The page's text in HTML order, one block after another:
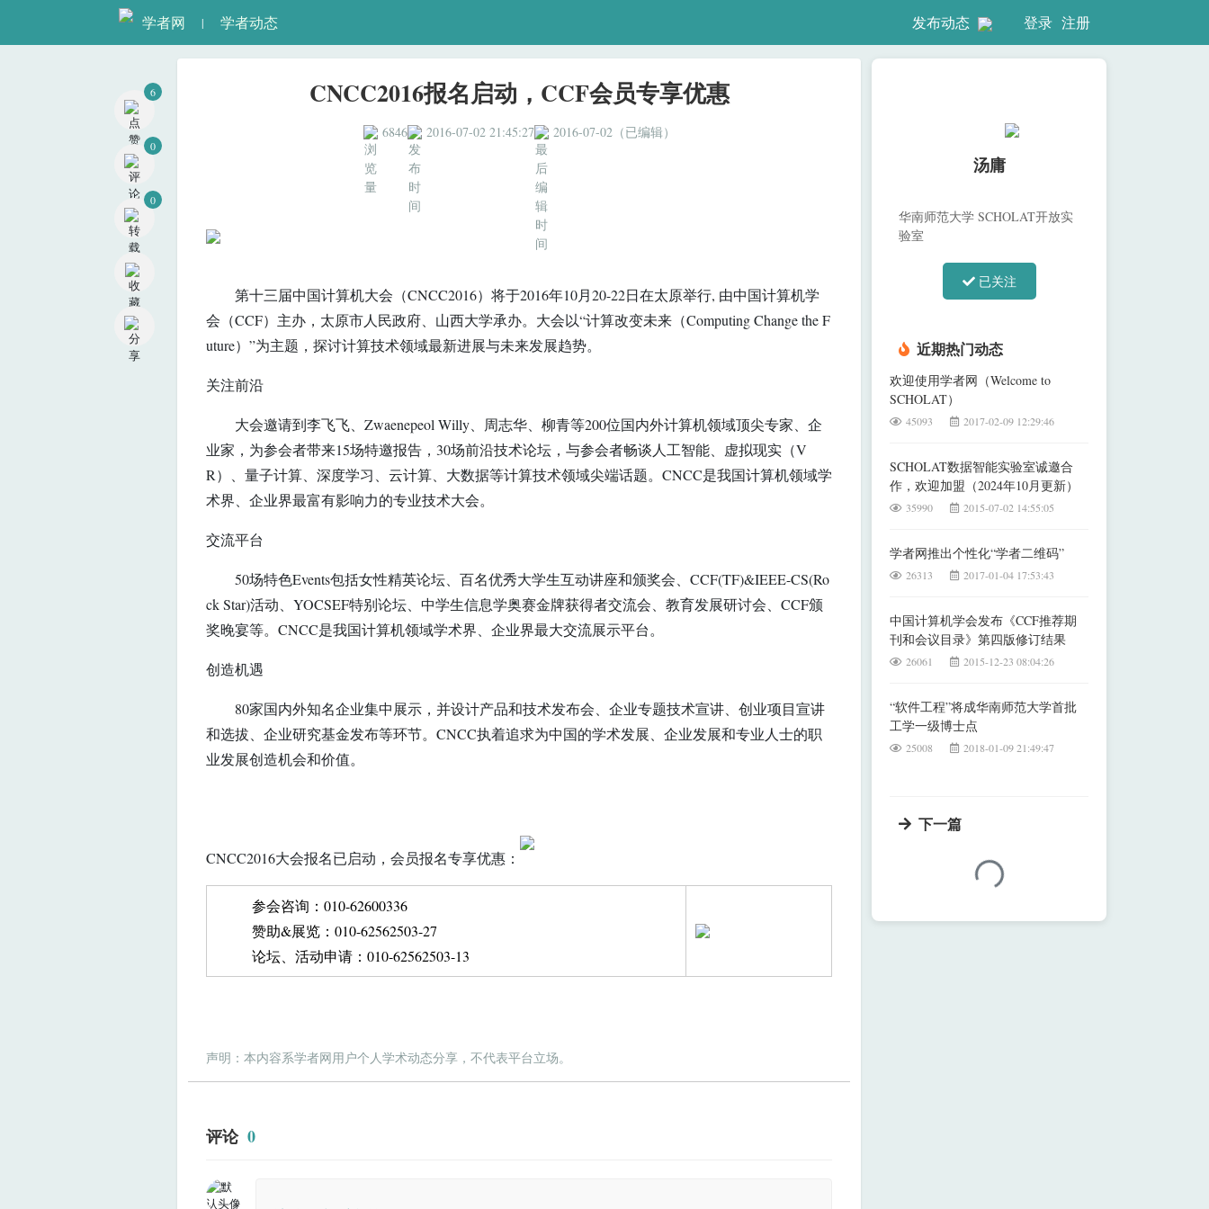
学者网 | 学者动态 发布动态 登录 注册
CNCC2016报名启动，CCF会员专享优惠
6846 2016-07-02 21:45:27 2016-07-02（已编辑）
第十三届中国计算机大会（CNCC2016）将于2016年10月20-22日在太原举行, 由中国计算机学
会（CCF）主办，太原市人民政府、山西大学承办。大会以“计算改变未来（Computing Change the F
uture）”为主题，探讨计算技术领域最新进展与未来发展趋势。
关注前沿
大会邀请到李飞飞、Zwaenepeol Willy、周志华、柳青等200位国内外计算机领域顶尖专家、企
业家，为参会者带来15场特邀报告，30场前沿技术论坛，与参会者畅谈人工智能、虚拟现实（V
R）、量子计算、深度学习、云计算、大数据等计算技术领域尖端话题。CNCC是我国计算机领域学
术界、企业界最富有影响力的专业技术大会。
交流平台
50场特色Events包括女性精英论坛、百名优秀大学生互动讲座和颁奖会、CCF(TF)&IEEE-CS(Ro
ck Star)活动、YOCSEF特别论坛、中学生信息学奥赛金牌获得者交流会、教育发展研讨会、CCF颁
奖晚宴等。CNCC是我国计算机领域学术界、企业界最大交流展示平台。
创造机遇
80家国内外知名企业集中展示，并设计产品和技术发布会、企业专题技术宣讲、创业项目宣讲
和选拔、企业研究基金发布等环节。CNCC执着追求为中国的学术发展、企业发展和专业人士的职
业发展创造机会和价值。
CNCC2016大会报名已启动，会员报名专享优惠：
参会咨询：010-62600336
赞助&展览：010-62562503-27
论坛、活动申请：010-62562503-13
声明：本内容系学者网用户个人学术动态分享，不代表平台立场。
评论 0
汤庸
华南师范大学 SCHOLAT开放实
验室
已关注
近期热门动态
欢迎使用学者网（Welcome to
SCHOLAT）
45093 2017-02-09 12:29:46
SCHOLAT数据智能实验室诚邀合
作，欢迎加盟（2024年10月更新）
35990 2015-07-02 14:55:05
学者网推出个性化“学者二维码”
26313 2017-01-04 17:53:43
中国计算机学会发布《CCF推荐期
刊和会议目录》第四版修订结果
26061 2015-12-23 08:04:26
“软件工程”将成华南师范大学首批
工学一级博士点
25008 2018-01-09 21:49:47
下一篇
加载中...